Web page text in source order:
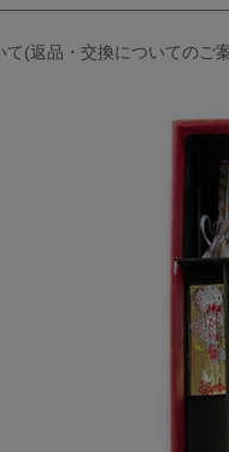
(返品・交換についてのご